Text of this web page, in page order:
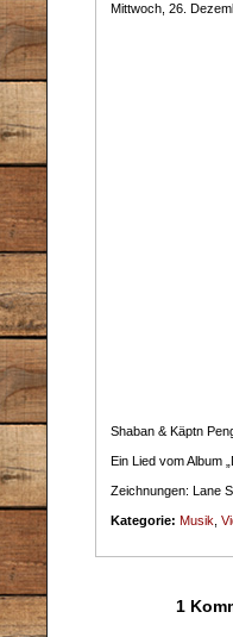
Mittwoch, 26.
Shaban & Käptn
Ein Lied vom Album
Zeichnungen: Lane
Kategorie: Musik
1